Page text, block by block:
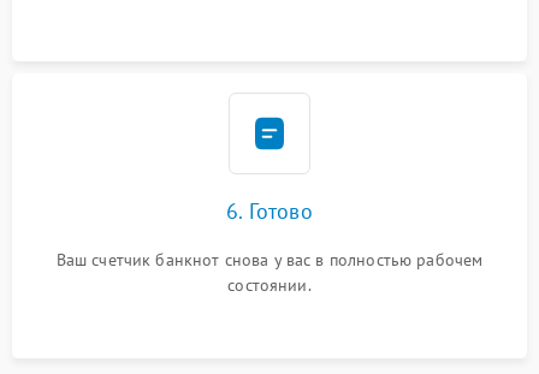
6. Готово
Ваш счетчик банкнот снова у вас в полностью рабочем
состоянии.